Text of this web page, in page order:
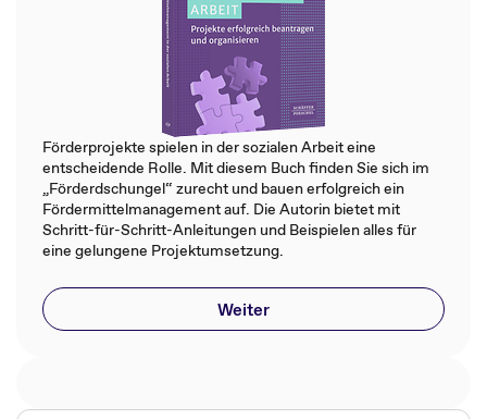
Förderprojekte spielen in der sozialen Arbeit eine
entscheidende Rolle. Mit diesem Buch finden Sie sich im
„Förderdschungel“ zurecht und bauen erfolgreich ein
Fördermittelmanagement auf. Die Autorin bietet mit
Schritt-für-Schritt-Anleitungen und Beispielen alles für
eine gelungene Projektumsetzung.
Weiter